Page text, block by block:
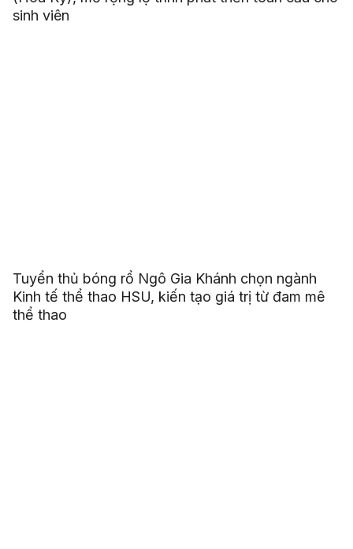
sinh viên
Tuyển thủ bóng rổ Ngô Gia Khánh chọn ngành
Kinh tế thể thao HSU, kiến tạo giá trị từ đam mê
thể thao